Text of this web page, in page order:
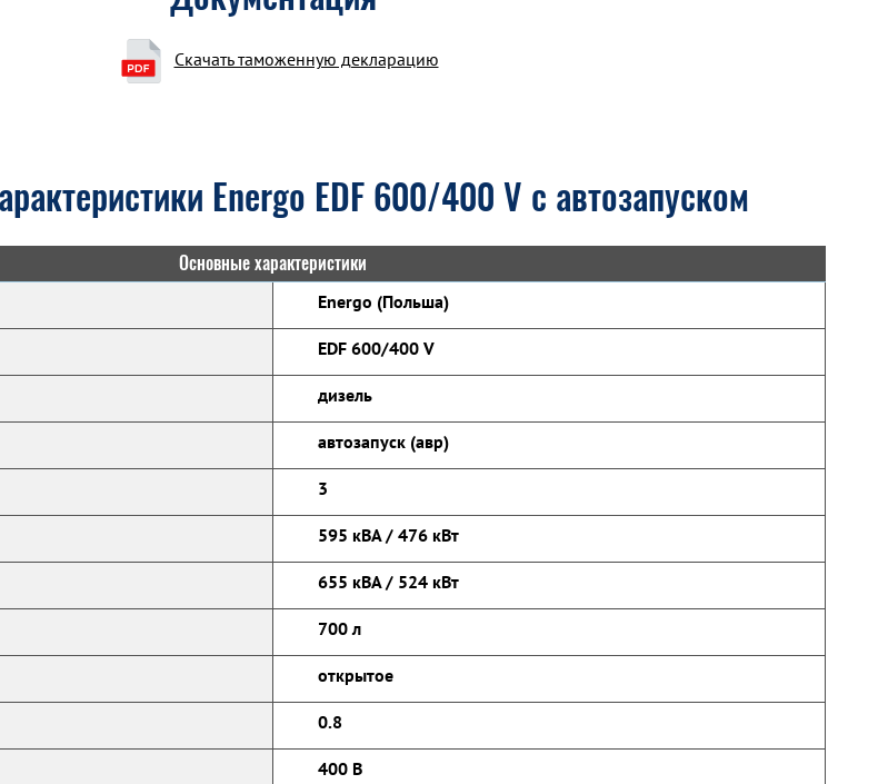
Скачать таможенную декларацию
Energo EDF 600/400 V с автозапуском
Основные характеристики
Energo (Польша)
EDF 600/400 V
дизель
автозапуск (авр)
3
595 кВА / 476 кВт
655 кВА / 524 кВт
700 л
открытое
0.8
400 В